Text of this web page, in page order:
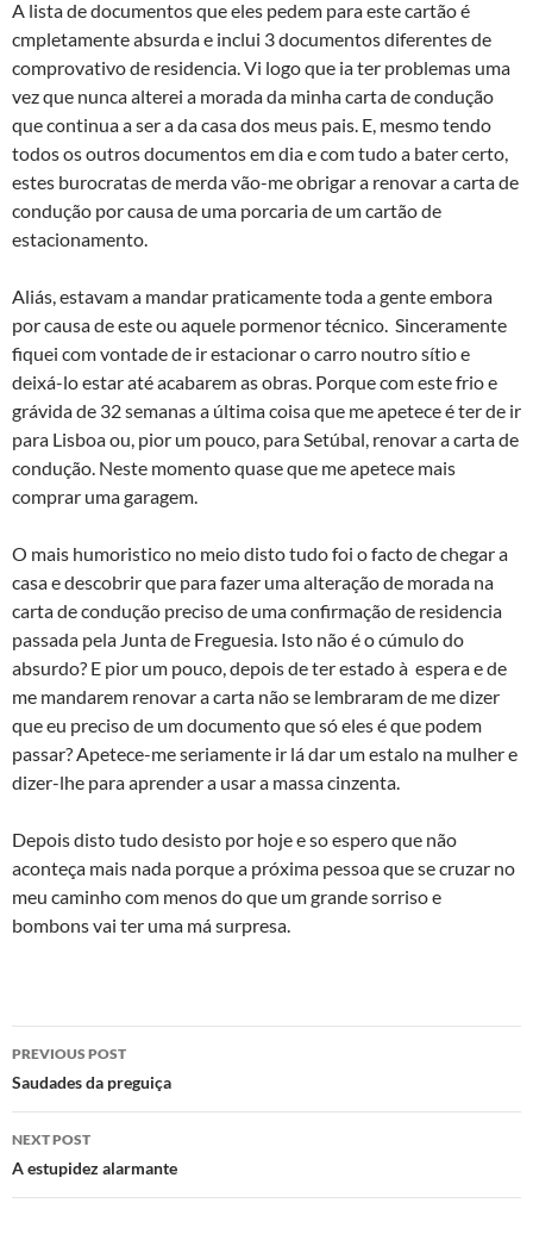
A lista de documentos que eles pedem para este cartão é
cmpletamente absurda e inclui 3 documentos diferentes de
comprovativo de residencia. Vi logo que ia ter problemas uma
vez que nunca alterei a morada da minha carta de condução
que continua a ser a da casa dos meus pais. E, mesmo tendo
todos os outros documentos em dia e com tudo a bater certo,
estes burocratas de merda vão-me obrigar a renovar a carta de
condução por causa de uma porcaria de um cartão de
estacionamento.
Aliás, estavam a mandar praticamente toda a gente embora
por causa de este ou aquele pormenor técnico. Sinceramente
fiquei com vontade de ir estacionar o carro noutro sí­tio e
deixá-lo estar até acabarem as obras. Porque com este frio e
grávida de 32 semanas a última coisa que me apetece é ter de ir
para Lisboa ou, pior um pouco, para Setúbal, renovar a carta de
condução. Neste momento quase que me apetece mais
comprar uma garagem.
O mais humoristico no meio disto tudo foi o facto de chegar a
casa e descobrir que para fazer uma alteração de morada na
carta de condução preciso de uma confirmação de residencia
passada pela Junta de Freguesia. Isto não é o cúmulo do
absurdo? E pior um pouco, depois de ter estado à espera e de
me mandarem renovar a carta não se lembraram de me dizer
que eu preciso de um documento que só eles é que podem
passar? Apetece-me seriamente ir lá dar um estalo na mulher e
dizer-lhe para aprender a usar a massa cinzenta.
Depois disto tudo desisto por hoje e so espero que não
aconteça mais nada porque a próxima pessoa que se cruzar no
meu caminho com menos do que um grande sorriso e
bombons vai ter uma má surpresa.
Post
navigation
PREVIOUS POST
Saudades da preguiça
NEXT POST
A estupidez alarmante